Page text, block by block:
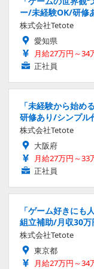
ー/未経験OK/研修
株式会社Tetote
愛知県
月給27万円～34
正社員
「未経験から始
研修あり/シンプル
株式会社Tetote
大阪府
月給27万円～33
正社員
「ゲーム好きにも
組立補助/月収30
株式会社Tetote
東京都
月給27万円～34